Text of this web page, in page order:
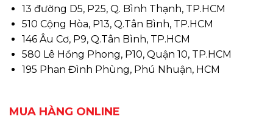
13 đường D5, P25, Q. Bình Thạnh, TP.HCM
510 Cộng Hòa, P13, Q.Tân Bình, TP.HCM
146 Âu Cơ, P9, Q.Tân Bình, TP.HCM
580 Lê Hồng Phong, P10, Quận 10, TP.HCM
195 Phan Đình Phùng, Phú Nhuận, HCM
MUA HÀNG ONLINE